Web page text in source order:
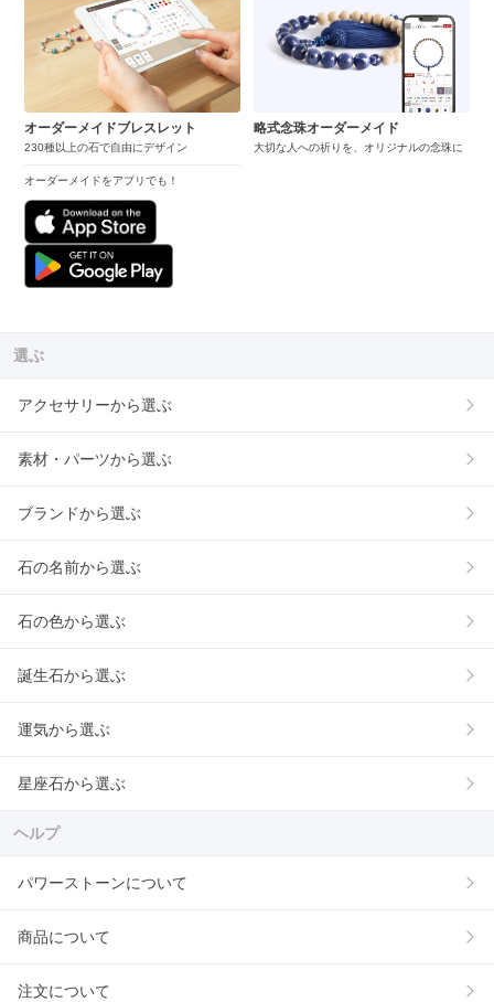
オーダーメイドブレスレット
230種以上の石で自由にデザイン
オーダーメイドをアプリでも！
略式念珠オーダーメイド
大切な人への祈りを、オリジナルの念珠に
選ぶ
アクセサリーから選ぶ
素材・パーツから選ぶ
ブランドから選ぶ
石の名前から選ぶ
石の色から選ぶ
誕生石から選ぶ
運気から選ぶ
星座石から選ぶ
ヘルプ
パワーストーンについて
商品について
注文について